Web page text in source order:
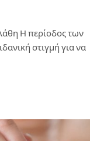
Η περίοδος των
στιγμή για να